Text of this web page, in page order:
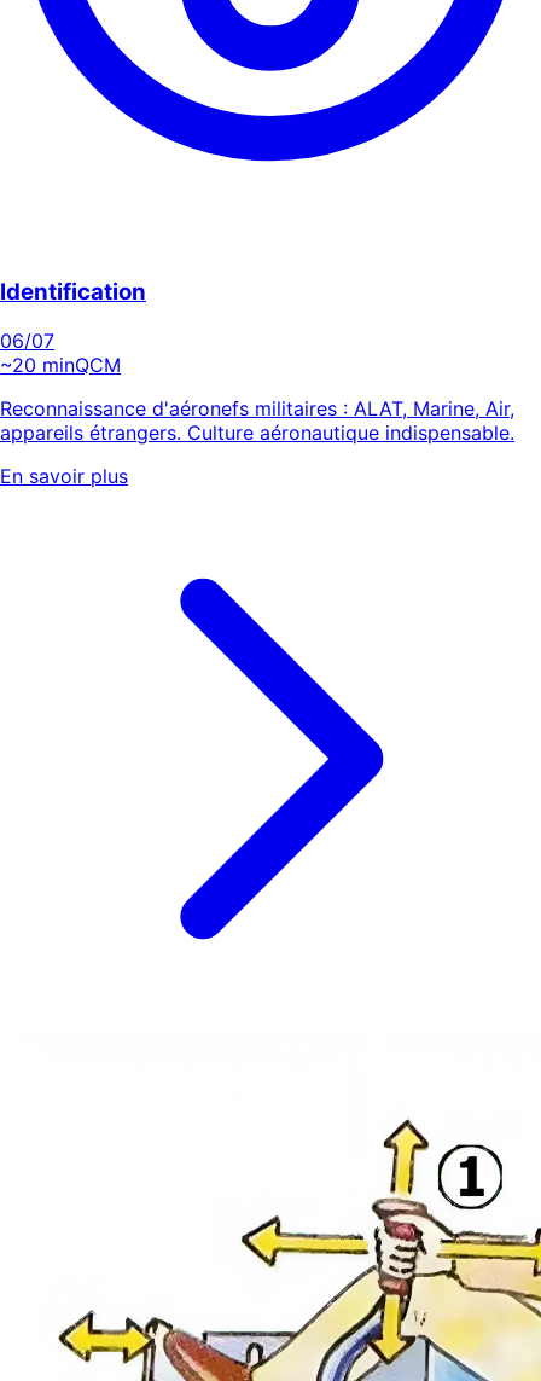
Identification
06/07
~20 minQCM
Reconnaissance d'aéronefs militaires : ALAT, Marine, Air,
appareils étrangers. Culture aéronautique indispensable.
En savoir plus